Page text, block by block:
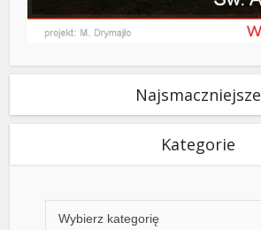
Najsmaczniejsze
Kategorie